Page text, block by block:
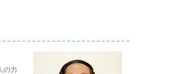
の力